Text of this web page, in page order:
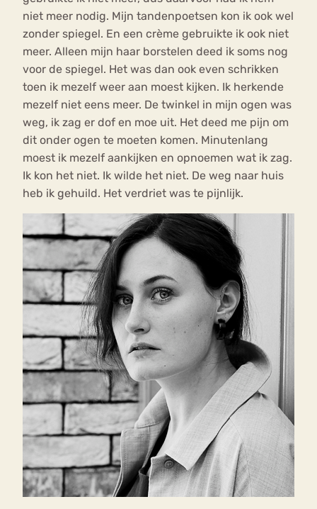
niet meer nodig. Mijn tandenpoetsen kon ik ook wel
zonder spiegel. En een crème gebruikte ik ook niet
meer. Alleen mijn haar borstelen deed ik soms nog
voor de spiegel. Het was dan ook even schrikken
toen ik mezelf weer aan moest kijken. Ik herkende
mezelf niet eens meer. De twinkel in mijn ogen was
weg, ik zag er dof en moe uit. Het deed me pijn om
dit onder ogen te moeten komen. Minutenlang
moest ik mezelf aankijken en opnoemen wat ik zag.
Ik kon het niet. Ik wilde het niet. De weg naar huis
heb ik gehuild. Het verdriet was te pijnlijk.